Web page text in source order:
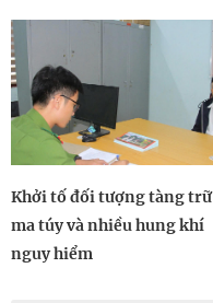
Khởi tố đối tượng tàng trữ
ma túy và nhiều hung khí
nguy hiểm